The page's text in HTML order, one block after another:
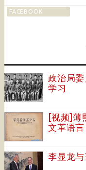
FACEBOOK
政治局
学习
[视频]薄
文革语言
李显龙